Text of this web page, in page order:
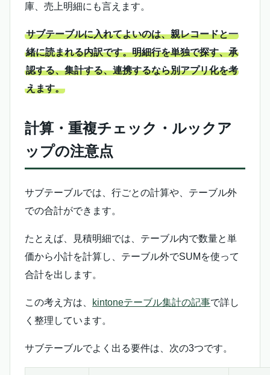
庫、売上明細にも言えます。
サブテーブルに入れてよいのは、親レコードと一
緒に読まれる内訳です。明細行を単独で探す、承
認する、集計する、連携するなら別アプリ化を考
えます。
計算・重複チェック・ルックア
ップの注意点
サブテーブルでは、行ごとの計算や、テーブル外
での合計ができます。
たとえば、見積明細では、テーブル内で数量と単
価から小計を計算し、テーブル外でSUMを使って
合計を出します。
この考え方は、 kintoneテーブル集計の記事で詳し
く整理しています。
サブテーブルでよく出る要件は、次の3つです。